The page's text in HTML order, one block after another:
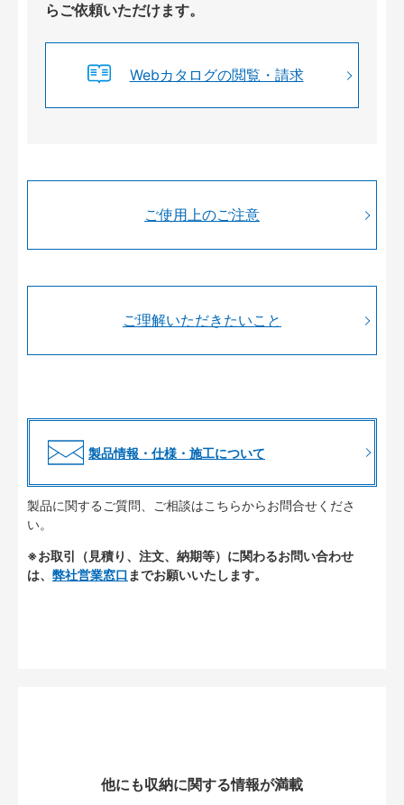
らご依頼いただけます。
Webカタログの閲覧・請求
ご使用上のご注意
ご理解いただきたいこと
製品情報・仕様・施工について
製品に関するご質問、ご相談はこちらからお問合せくださ
い。
※お取引（見積り、注文、納期等）に関わるお問い合わせ
は、 弊社営業窓口 までお願いいたします。
他にも収納に関する情報が満載